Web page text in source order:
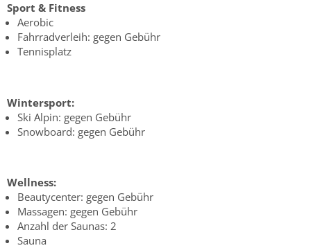
Sport & Fitness
Aerobic
Fahrradverleih: gegen Gebühr
Tennisplatz
Wintersport:
Ski Alpin: gegen Gebühr
Snowboard: gegen Gebühr
Wellness:
Beautycenter: gegen Gebühr
Massagen: gegen Gebühr
Anzahl der Saunas: 2
Sauna